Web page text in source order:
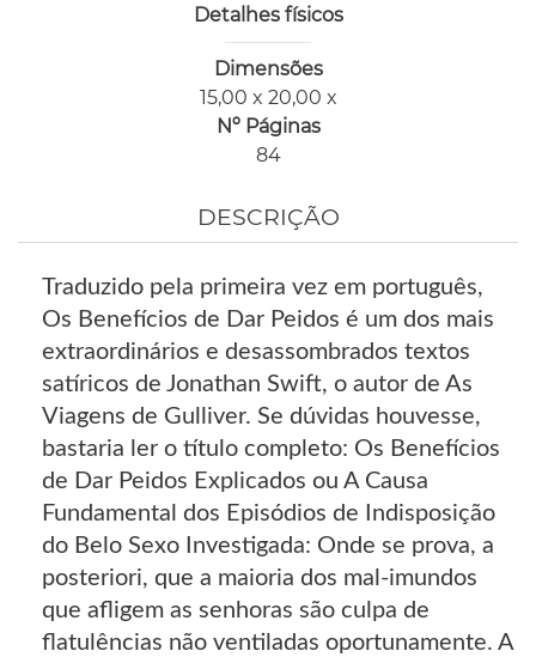
Detalhes físicos
Dimensões
15,00 x 20,00 x
Nº Páginas
84
DESCRIÇÃO
Traduzido pela primeira vez em português,
Os Benefícios de Dar Peidos é um dos mais
extraordinários e desassombrados textos
satíricos de Jonathan Swift, o autor de As
Viagens de Gulliver. Se dúvidas houvesse,
bastaria ler o título completo: Os Benefícios
de Dar Peidos Explicados ou A Causa
Fundamental dos Episódios de Indisposição
do Belo Sexo Investigada: Onde se prova, a
posteriori, que a maioria dos mal-imundos
que afligem as senhoras são culpa de
flatulências não ventiladas oportunamente. A